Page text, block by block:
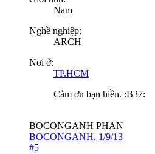
Nam
Nghề nghiệp:
ARCH
Nơi ở:
TP.HCM
Cảm ơn bạn hiền. :B37:
BOCONGANH PHAN
BOCONGANH, 1/9/13
#5